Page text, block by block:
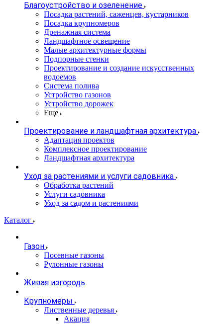
Благоустройство и озеленение
Посадка растений, саженцев, кустарников
Посадка крупномеров
Дренажная система
Ландшафтное освещение
Малые архитектурные формы
Подпорные стенки
Проектирование и создание искусственных
водоемов
Система полива
Устройство газонов
Устройство дорожек
Еще
Проектирование и ландшафтная архитектура
Адаптация проектов
Комплексное проектирование
Ландшафтная архитектура
Уход за растениями и услуги садовника
Обработка растений
Услуги садовника
Уход за садом и растениями
Каталог
Газон
Посевные газоны
Рулонные газоны
Живая изгородь
Крупномеры
Лиственные деревья
Акация